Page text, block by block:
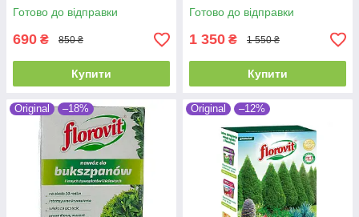
Готово до відправки
690 ₴ 850 ₴
Купити
Готово до відправки
1 350 ₴ 1 550 ₴
Купити
Original –18% Original –12%